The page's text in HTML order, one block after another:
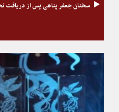
سخنان جعفر پناهی پس از دریافت